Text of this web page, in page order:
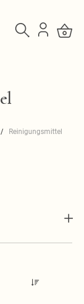
Reinigungsmittel